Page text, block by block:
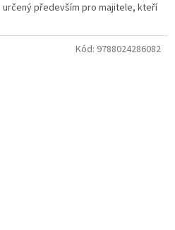
především pro majitele, kteří
Kód: 9788024286082